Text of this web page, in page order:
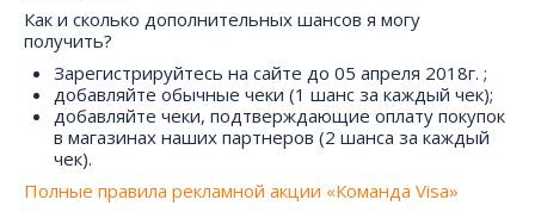
Как и сколько дополнительных шансов я могу
получить?
Зарегистрируйтесь на сайте до 05 апреля 2018г. ;
добавляйте обычные чеки (1 шанс за каждый чек);
добавляйте чеки, подтверждающие оплату покупок
в магазинах наших партнеров (2 шанса за каждый
чек).
Полные правила рекламной акции «Команда Visa»